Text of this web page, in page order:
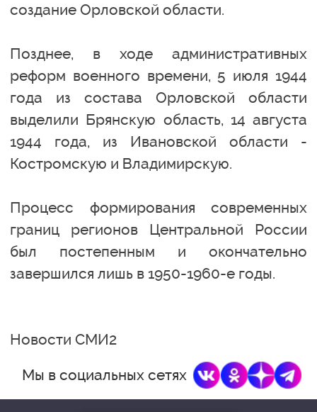
создание Орловской области.
Позднее, в ходе административных
реформ военного времени, 5 июля 1944
года из состава Орловской области
выделили Брянскую область, 14 августа
1944 года, из Ивановской области -
Костромскую и Владимирскую.
Процесс формирования современных
границ регионов Центральной России
был постепенным и окончательно
завершился лишь в 1950-1960-е годы.
Новости СМИ2
Мы в социальных сетях